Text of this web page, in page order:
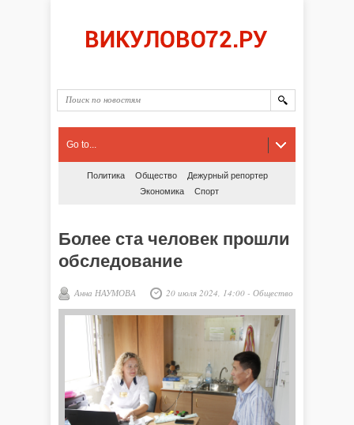
Go to...
Политика Общество
Дежурный репортер
Экономика
Спорт
Более ста человек прошли
обследование
Анна НАУМОВА 20 июля 2024, 14:00 - Общество